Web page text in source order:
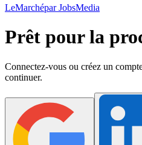
LeMarchépar JobsMedia
Prêt pour la
Connectez-vous ou créez un
continuer.